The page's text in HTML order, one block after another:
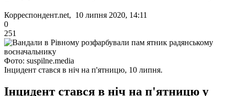
Корреспондент.net, 10 липня 2020, 14:11
0
251
Фото: suspilne.media
Інцидент стався в ніч на п'ятницю, 10 липня.
Інцидент стався в ніч на п'ятницю у